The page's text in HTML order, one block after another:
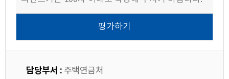
담당부서 : 주택연금처